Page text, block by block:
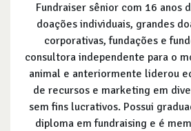
Fundraiser sênior com 16 anos
doações individuais, grandes
corporativas, fundações e
consultora independente para o
animal e anteriormente liderou
de recursos e marketing em
sem fins lucrativos. Possui
diploma em fundraising e é